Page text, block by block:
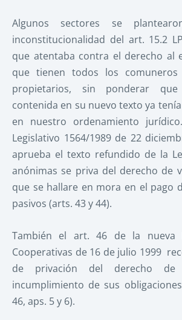
Algunos sectores se
inconstitucionalidad del art. 15.2
que atentaba contra el derecho al
que tienen todos los
propietarios, sin ponderar
contenida en su nuevo texto ya
en nuestro ordenamiento
Legislativo 1564/1989 de 22
aprueba el texto refundido de la
anónimas se priva del derecho de
que se hallare en mora en el pago
pasivos (arts. 43 y 44).
También el art. 46 de la nueva
Cooperativas de 16 de julio 1999
de privación del derecho
incumplimiento de sus
46, aps. 5 y 6).